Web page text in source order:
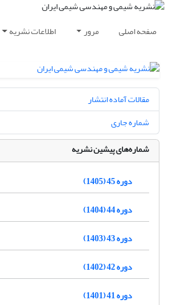
صفحه اصلی مرور اطلاعات نشریه
مقالات آماده انتشار
شماره جاری
شماره‌های پیشین نشریه
دوره 45 (1405)
دوره 44 (1404)
دوره 43 (1403)
دوره 42 (1402)
دوره 41 (1401)